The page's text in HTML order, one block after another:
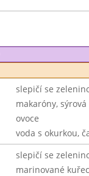
slepičí se
makaróny,
ovoce
voda s okurkou,
slepičí se
marinované